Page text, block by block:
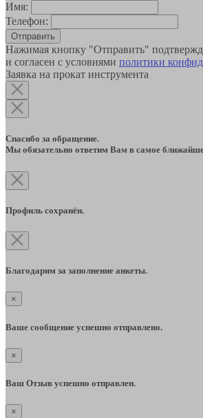
Имя:
Телефон:
Отправить
Нажимая кнопку "Отправить"
и согласен с условиями политики
Заявка на прокат инструмента
Спасибо за обращение.
Мы обязательно ответим Вам в самое
Профиль сохранён.
Благодарим за заполнение анкеты.
×
Ваше сообщение успешно отправлено.
×
Ваш Отзыв успешно отправлен.
×